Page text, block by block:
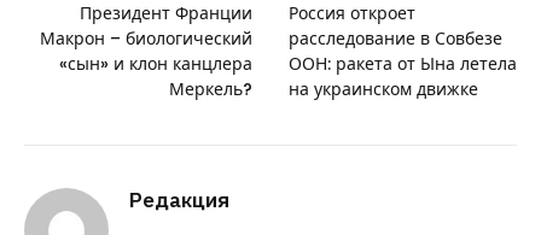
Президент Франции
Макрон – биологический
«сын» и клон канцлера
Меркель?
Россия откроет
расследование в Совбезе
ООН: ракета от Ына летела
на украинском движке
Редакция